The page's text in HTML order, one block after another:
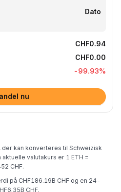
Dato
CHF0.94
CHF0.00
-99.93%
nu
kan konverteres til Schweizisk
valutakurs er 1 ETH =
CHF.
på CHF186.19B CHF og en 24-
CHF.